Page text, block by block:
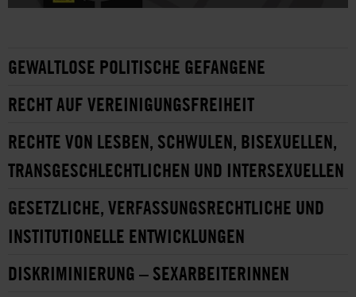
GEWALTLOSE POLITISCHE GEFANGENE
RECHT AUF VEREINIGUNGSFREIHEIT
RECHTE VON LESBEN, SCHWULEN, BISEXUELLEN,
TRANSGESCHLECHTLICHEN UND INTERSEXUELLEN
GESETZLICHE, VERFASSUNGSRECHTLICHE UND
INSTITUTIONELLE ENTWICKLUNGEN
DISKRIMINIERUNG – SEXARBEITERINNEN